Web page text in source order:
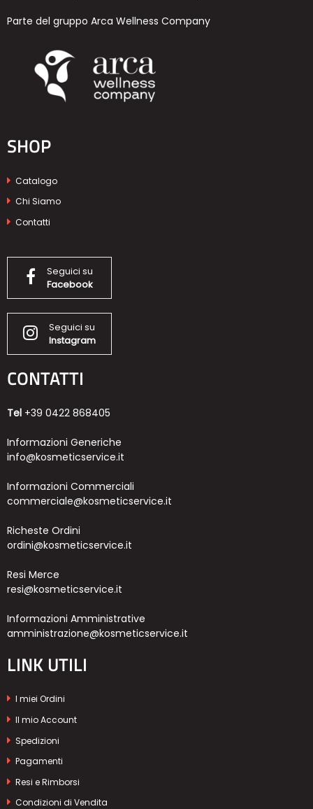
Parte del gruppo Arca Wellness Company
SHOP
Catalogo
Chi Siamo
Contatti
Seguici su
Facebook
Seguici su
Instagram
CONTATTI
Tel +39 0422 868405
Informazioni Generiche
info@kosmeticservice.it
Informazioni Commerciali
commerciale@kosmeticservice.it
Richeste Ordini
ordini@kosmeticservice.it
Resi Merce
resi@kosmeticservice.it
Informazioni Amministrative
amministrazione@kosmeticservice.it
LINK UTILI
I miei Ordini
Il mio Account
Spedizioni
Pagamenti
Resi e Rimborsi
Condizioni di Vendita